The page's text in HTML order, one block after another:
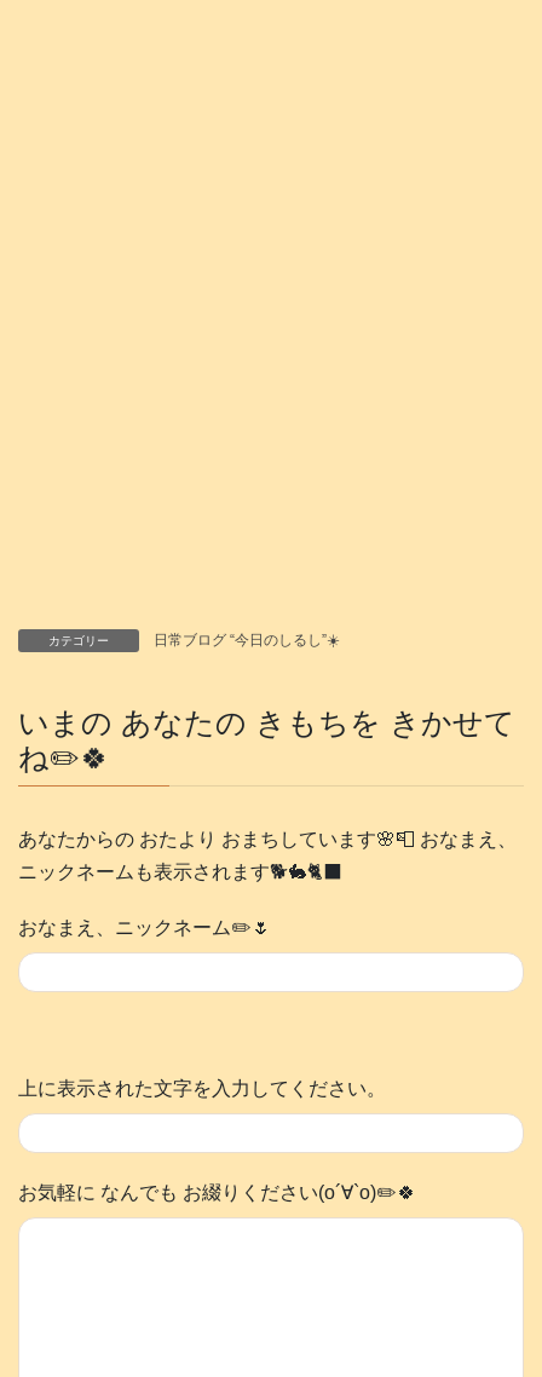
カテゴリー 日常ブログ “今日のしるし”☀️
いまの あなたの きもちを きかせて
ね✏️🍀
あなたからの おたより おまちしています🌸📮 おなまえ、
ニックネームも表示されます🐕️🐇🐈‍⬛
おなまえ、ニックネーム✏️🌷
上に表示された文字を入力してください。
お気軽に なんでも お綴りください(о´∀`о)✏️🍀